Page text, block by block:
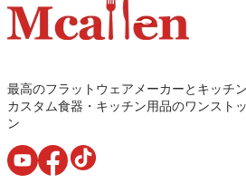
最高のフラットウェアメーカーとキッチ
カスタム食器・キッチン用品のワンスト
ン